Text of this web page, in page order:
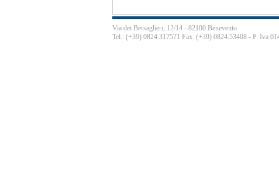
Via dei Bersaglieri, 12/14 - 82100 Benevento
Tel.: (+39) 0824.317571 Fax: (+39) 0824.53408 - P. Iva